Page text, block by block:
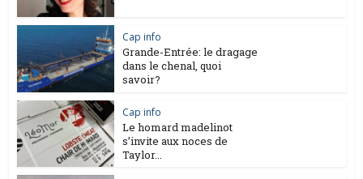
Cap info
Grande-Entrée: le dragage
dans le chenal, quoi
savoir?
Cap info
Le homard madelinot
s’invite aux noces de
Taylor...